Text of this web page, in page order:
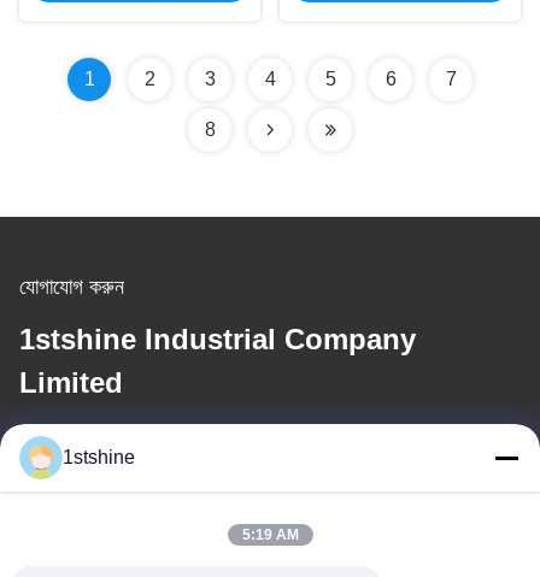
1 2 3 4 5 6 7
8
যোগাযোগ করুন
1stshine Industrial Company
Limited
ই-মেইল
oprta@1stshine.com
1stshine
5:19 AM